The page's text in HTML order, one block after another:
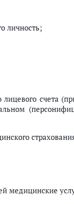
личность;
счета
медицинские